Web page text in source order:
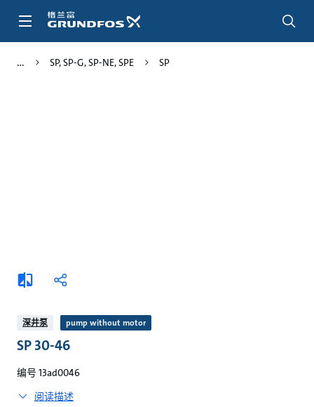
SP, SP-G, SP-NE, SPE SP
添
加
较
分
深井泵 pump without motor
SP 30-46
编号 13ad0046
阅读描述